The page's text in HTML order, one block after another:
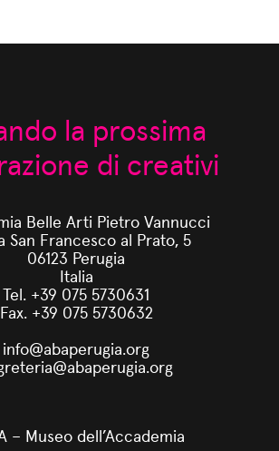
la prossima
di creativi
Belle Arti Pietro Vannucci
San Francesco al Prato, 5
06123 Perugia
Italia
Tel. +39 075 5730631
Fax. +39 075 5730632
info@abaperugia.org
– Museo dell’Accademia